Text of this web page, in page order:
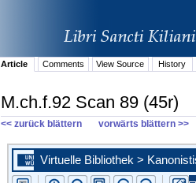
Article Comments View Source History
M.ch.f.92 Scan 89 (45r)
<< zurück blättern vorwärts blättern >>